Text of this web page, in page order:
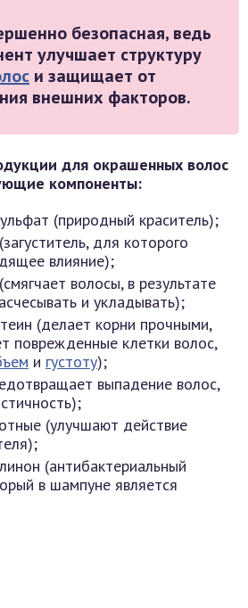
безопасная, ведь
улучшает структуру
и защищает от
внешних факторов.
для окрашенных волос
компоненты:
(природный краситель);
для которого
влияние);
волосы, в результате
и укладывать);
(делает корни прочными,
поврежденные клетки волос,
и густоту);
выпадение волос,
(улучшают действие
(антибактериальный
в шампуне является